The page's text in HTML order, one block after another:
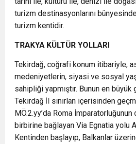
turizm destinasyonlarını
turizm kentidir.
TRAKYA KÜLTÜR YOLLARI
Tekirdağ, coğrafi konum itibariyle,
medeniyetlerin, siyasi ve sosyal
sahipliği yapmıştır. Bunun en
Tekirdağ İl sınırlan içerisinden
MÖ.2.yy’da Roma İmparatorluğunun
birbirine bağlayan Via Egnatia yolu
Kentinden başlayıp, Balkanlar